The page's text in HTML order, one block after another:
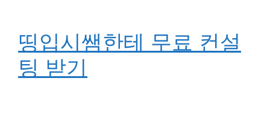
띵입시쌤한테 무료 컨설
팅 받기